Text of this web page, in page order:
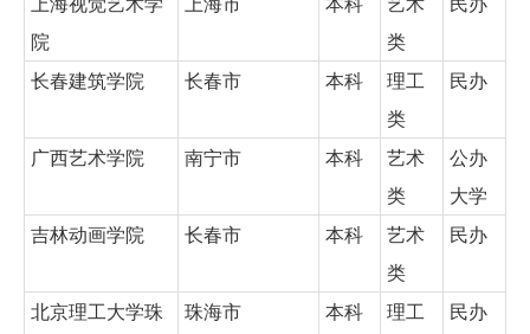
院
类
长春建筑学院 长春市 本科
理工
类
民办
广西艺术学院 南宁市 本科
艺术
类
公办
大学
吉林动画学院
长春市 本科
艺术
类
民办
北京理工大学珠
珠海市 本科
理工
民办